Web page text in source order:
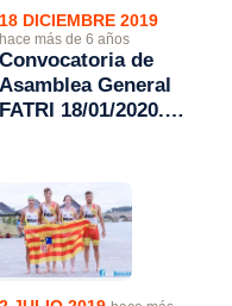
18 DICIEMBRE 2019
hace más de 6 años
Convocatoria de
Asamblea General
FATRI 18/01/2020.